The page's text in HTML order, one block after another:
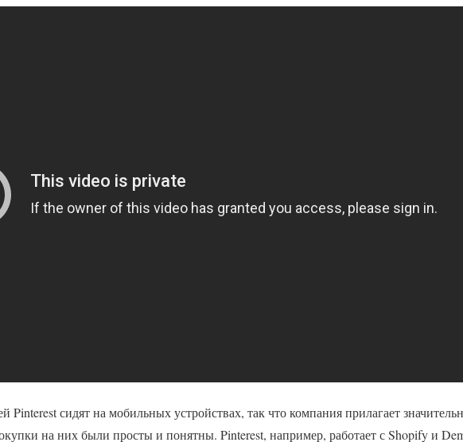
Pinterest сидят на мобильных устройствах, так что компания прилагает
на них были просты и понятны. Pinterest, например, работает с Shopify и